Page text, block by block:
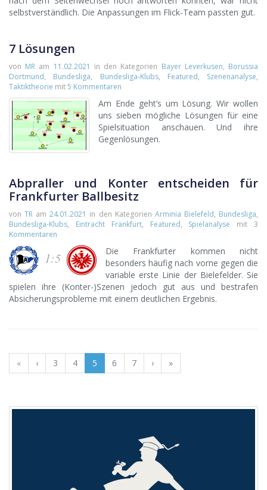
selbstverständlich. Die Anpassungen im Flick-Team passten gut.
7 Lösungen
von MR am 11.02.2021 in den Kategorien Bayer Leverkusen, Borussia
Dortmund, Bundesliga, Bundesliga-Klubs, Featured, Szenenanalyse,
Taktiktheorie mit5 Kommentaren
Am Ende geht’s um Lösung. Wir wollen
uns sieben mögliche Lösungen für eine
Spielsituation anschauen. Und ihre
Gegenlösungen.
Abpraller und Konter entscheiden für
Frankfurter Ballbesitz
vonTR am24.01.2021 in den Kategorien Arminia Bielefeld, Bundesliga,
Bundesliga-Klubs, Eintracht Frankfurt, Featured, Spielanalyse mit3
Kommentaren
1:5
Die Frankfurter kommen nicht
besonders häufig nach vorne gegen die
variable erste Linie der Bielefelder. Sie
spielen ihre (Konter-)Szenen jedoch gut aus und bestrafen
Absicherungsprobleme mit einem deutlichen Ergebnis.
« ‹ 3 4 5 6 7 › »